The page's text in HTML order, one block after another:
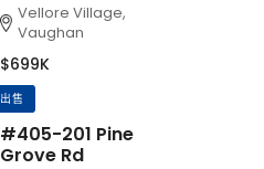
Vellore Village,
Vaughan
$699K
出售
#405-201 Pine
Grove Rd